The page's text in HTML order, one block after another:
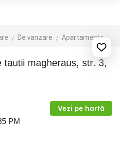
De vanzare Apartamente de vanzare
Vezi pe hartă
PM